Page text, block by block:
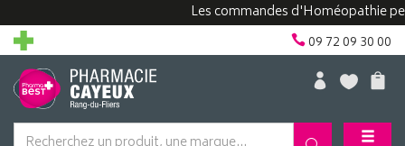
Les commandes d'Homéopathie
09 72 09 30 00